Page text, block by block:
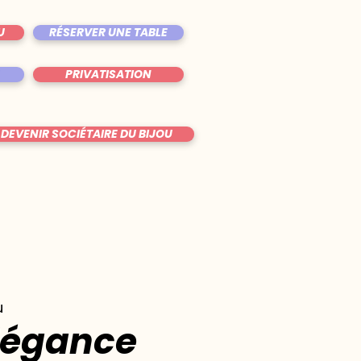
RÉSERVER UNE TABLE
PRIVATISATION
DEVENIR SOCIÉTAIRE DU BIJOU